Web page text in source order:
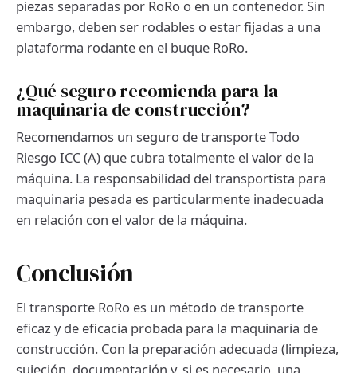
piezas separadas por RoRo o en un contenedor. Sin
embargo, deben ser rodables o estar fijadas a una
plataforma rodante en el buque RoRo.
¿Qué seguro recomienda para la
maquinaria de construcción?
Recomendamos un seguro de transporte Todo
Riesgo ICC (A) que cubra totalmente el valor de la
máquina. La responsabilidad del transportista para
maquinaria pesada es particularmente inadecuada
en relación con el valor de la máquina.
Conclusión
El transporte RoRo es un método de transporte
eficaz y de eficacia probada para la maquinaria de
construcción. Con la preparación adecuada (limpieza,
sujeción, documentación y, si es necesario, una